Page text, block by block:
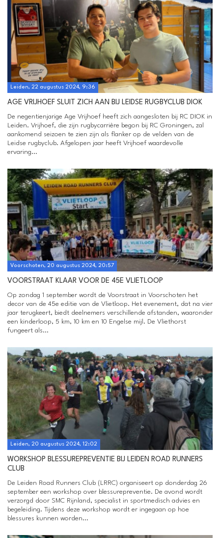
Leiden, 22 augustus 2024, 9:36
AGE VRIJHOEF SLUIT ZICH AAN BIJ LEIDSE RUGBYCLUB DIOK
De negentienjarige Age Vrijhoef heeft zich aangesloten bij RC DIOK in
Leiden. Vrijhoef, die zijn rugbycarrière begon bij RC Groningen, zal
aankomend seizoen te zien zijn als flanker op de velden van de
Leidse rugbyclub. Afgelopen jaar heeft Vrijhoef waardevolle
ervaring...
Voorschoten, 20 augustus 2024, 20:57
VOORSTRAAT KLAAR VOOR DE 45E VLIETLOOP
Op zondag 1 september wordt de Voorstraat in Voorschoten het
decor van de 45e editie van de Vlietloop. Het evenement, dat na vier
jaar terugkeert, biedt deelnemers verschillende afstanden, waaronder
een kinderloop, 5 km, 10 km en 10 Engelse mijl. De Vliethorst
fungeert als...
Leiden, 20 augustus 2024, 12:02
WORKSHOP BLESSUREPREVENTIE BIJ LEIDEN ROAD RUNNERS
CLUB
De Leiden Road Runners Club (LRRC) organiseert op donderdag 26
september een workshop over blessurepreventie. De avond wordt
verzorgd door SMC Rijnland, specialist in sportmedisch advies en
begeleiding. Tijdens deze workshop wordt er ingegaan op hoe
blessures kunnen worden...